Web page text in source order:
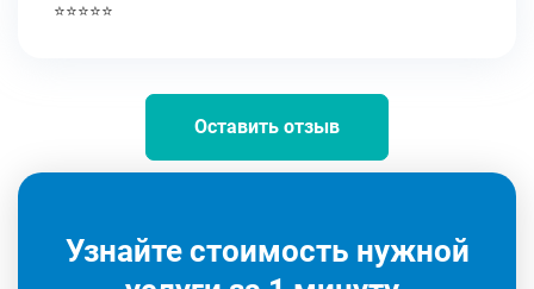
⭐⭐⭐⭐⭐
Оставить отзыв
Узнайте стоимость нужной